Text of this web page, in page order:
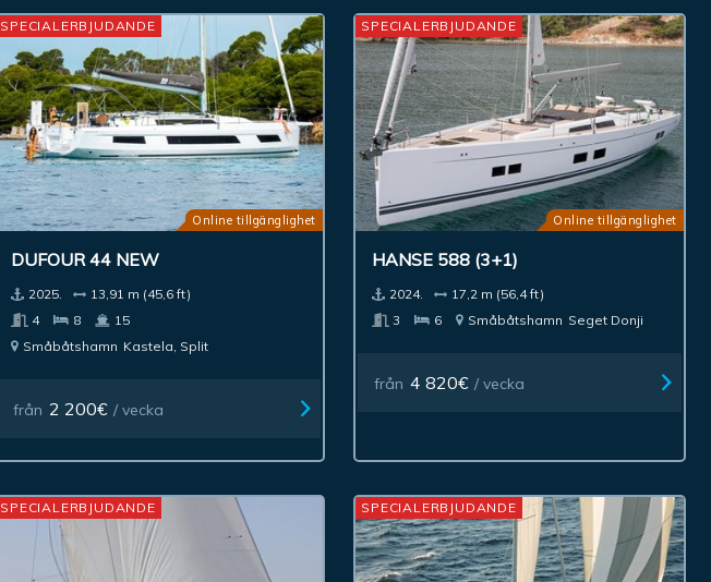
Online tillgänglighet
DUFOUR 44 NEW
2025.
13,91 m (45,6 ft)
4
8
15
Småbåtshamn Kastela, Split
från 2 200€ / vecka
SPECIALERBJUDANDE
Online tillgänglighet
HANSE 588 (3+1)
2024.
17,2 m (56,4 ft)
3
6 Småbåtshamn Seget Donji
från 4 820€ / vecka
SPECIALERBJUDANDE
SPECIALERBJUDANDE SPECIALERBJUDANDE